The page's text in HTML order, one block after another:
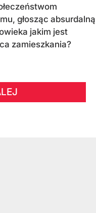
głosząc absurdalną
jakim jest
zamieszkania?